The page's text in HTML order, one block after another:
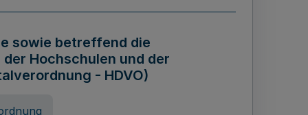
sowie betreffend die
Hochschulen und der
- HDVO)